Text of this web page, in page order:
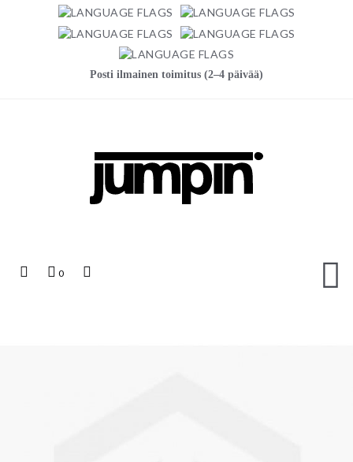
Posti ilmainen toimitus (2–4 päivää)
Ostoskori
0